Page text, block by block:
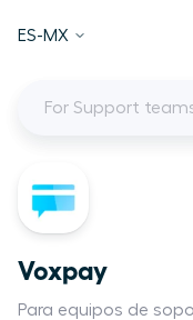
ES-MX
For Support
Voxpay
Para equipos de